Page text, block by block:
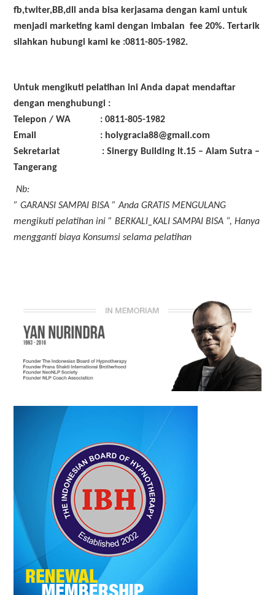
fb,twiter,BB,dll anda bisa kerjasama dengan kami untuk
menjadi marketing kami dengan imbalan fee 20%. Tertarik
silahkan hubungi kami ke :0811-805-1982.
Untuk mengikuti pelatihan ini Anda dapat mendaftar
dengan menghubungi :
Telepon / WA : 0811-805-1982
Email : holygracia88@gmail.com
Sekretariat : Sinergy Building lt.15 – Alam Sutra –
Tangerang
Nb:
” GARANSI SAMPAI BISA ” Anda GRATIS MENGULANG
mengikuti pelatihan ini ” BERKALI_KALI SAMPAI BISA “, Hanya
mengganti biaya Konsumsi selama pelatihan